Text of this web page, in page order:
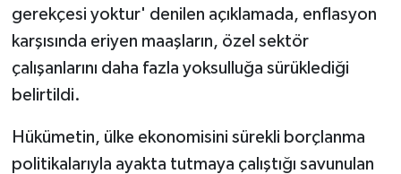
gerekçesi yoktur' denilen açıklamada, enflasyon
karşısında eriyen maaşların, özel sektör
çalışanlarını daha fazla yoksulluğa sürüklediği
belirtildi.
Hükümetin, ülke ekonomisini sürekli borçlanma
politikalarıyla ayakta tutmaya çalıştığı savunulan
YAŞAM